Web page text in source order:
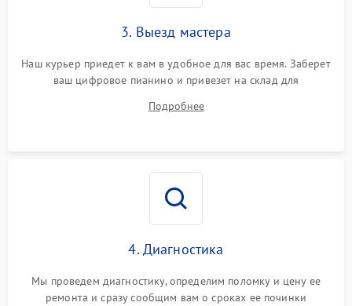
3. Выезд мастера
Наш курьер приедет к вам в удобное для вас время. Заберет
ваш цифровое пианино и привезет на склад для
Подробнее
4. Диагностика
Мы проведем диагностику, определим поломку и цену ее
ремонта и сразу сообщим вам о сроках ее починки